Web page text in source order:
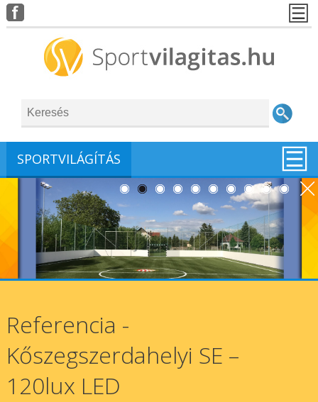
SPORTVILÁGÍTÁS
Referencia -
Kőszegszerdahelyi SE –
120lux LED